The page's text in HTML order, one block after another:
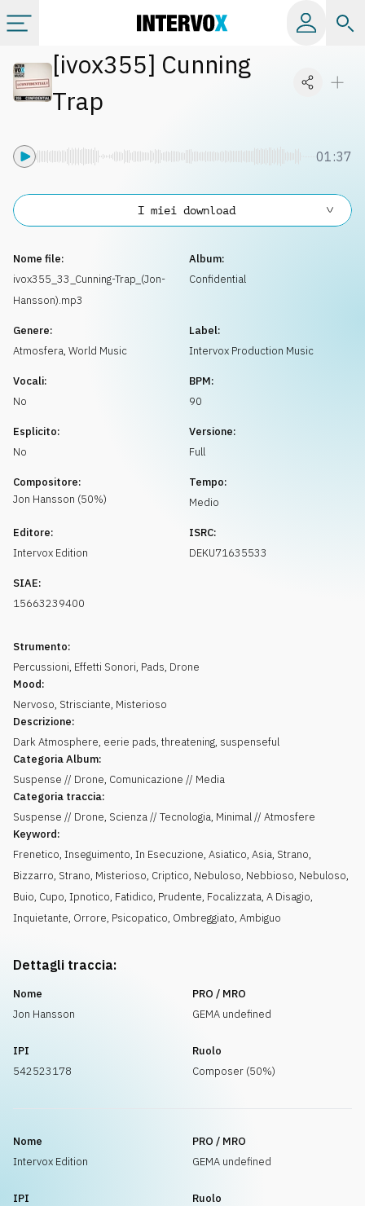
Categorie
[ivox355] Cunning
Trap
01:37
Nome file:
ivox355_33_Cunning-Trap_(Jon-
Hansson).mp3
Album:
Confidential
Genere:
Atmosfera, World Music
Label:
Intervox Production Music
Vocali:
No
BPM:
90
Esplicito:
No
Versione:
Full
Compositore:
Jon Hansson (50%)
Tempo:
Medio
Editore:
Intervox Edition
ISRC:
DEKU71635533
SIAE:
15663239400
Strumento:
Percussioni, Effetti Sonori, Pads, Drone
Mood:
Nervoso, Strisciante, Misterioso
Descrizione:
Dark Atmosphere, eerie pads, threatening, suspenseful
Categoria Album:
Suspense // Drone, Comunicazione // Media
Categoria traccia:
Suspense // Drone, Scienza // Tecnologia, Minimal // Atmosfere
Keyword:
Frenetico, Inseguimento, In Esecuzione, Asiatico, Asia, Strano,
Bizzarro, Strano, Misterioso, Criptico, Nebuloso, Nebbioso, Nebuloso,
Buio, Cupo, Ipnotico, Fatidico, Prudente, Focalizzata, A Disagio,
Inquietante, Orrore, Psicopatico, Ombreggiato, Ambiguo
I miei download
Dettagli traccia:
Nome
Jon Hansson
PRO / MRO
GEMA undefined
IPI
542523178
Ruolo
Composer (50%)
Nome
Intervox Edition
PRO / MRO
GEMA undefined
IPI
Ruolo